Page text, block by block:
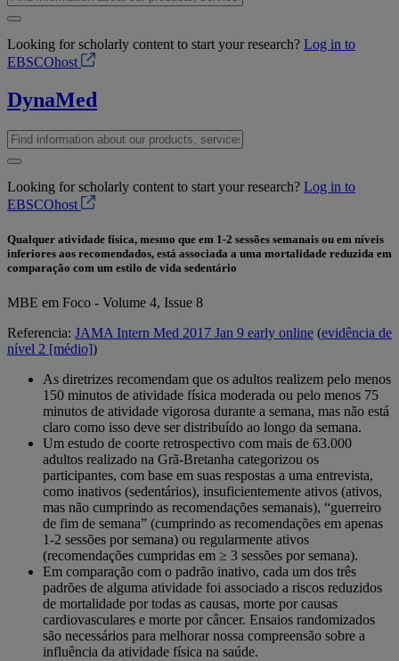
Looking for scholarly content to start your research? Log in to
EBSCOhost
DynaMed
Looking for scholarly content to start your research? Log in to
EBSCOhost
Qualquer atividade física, mesmo que em 1-2 sessões semanais ou em níveis
inferiores aos recomendados, está associada a uma mortalidade reduzida em
comparação com um estilo de vida sedentário
MBE em Foco - Volume 4, Issue 8
Referencia: JAMA Intern Med 2017 Jan 9 early online (evidência de
nível 2 [médio])
As diretrizes recomendam que os adultos realizem pelo menos
150 minutos de atividade física moderada ou pelo menos 75
minutos de atividade vigorosa durante a semana, mas não está
claro como isso deve ser distribuído ao longo da semana.
Um estudo de coorte retrospectivo com mais de 63.000
adultos realizado na Grã-Bretanha categorizou os
participantes, com base em suas respostas a uma entrevista,
como inativos (sedentários), insuficientemente ativos (ativos,
mas não cumprindo as recomendações semanais), “guerreiro
de fim de semana” (cumprindo as recomendações em apenas
1-2 sessões por semana) ou regularmente ativos
(recomendações cumpridas em ≥ 3 sessões por semana).
Em comparação com o padrão inativo, cada um dos três
padrões de alguma atividade foi associado a riscos reduzidos
de mortalidade por todas as causas, morte por causas
cardiovasculares e morte por câncer. Ensaios randomizados
são necessários para melhorar nossa compreensão sobre a
influência da atividade física na saúde.